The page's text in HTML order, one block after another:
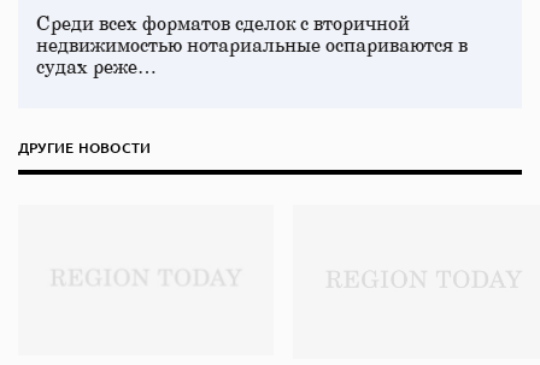
Среди всех форматов сделок с вторичной
недвижимостью нотариальные оспариваются в
судах реже…
ДРУГИЕ НОВОСТИ